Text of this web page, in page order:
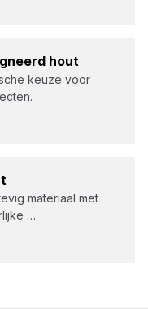
hout
keuze voor
materiaal met
…